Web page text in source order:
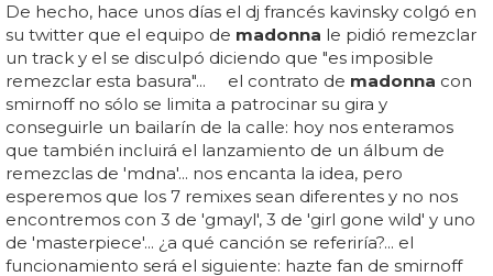
De hecho, hace unos días el dj francés kavinsky colgó en
su twitter que el equipo de madonna le pidió remezclar
un track y el se disculpó diciendo que "es imposible
remezclar esta basura"... el contrato de madonna con
smirnoff no sólo se limita a patrocinar su gira y
conseguirle un bailarín de la calle: hoy nos enteramos
que también incluirá el lanzamiento de un álbum de
remezclas de 'mdna'... nos encanta la idea, pero
esperemos que los 7 remixes sean diferentes y no nos
encontremos con 3 de 'gmayl', 3 de 'girl gone wild' y uno
de 'masterpiece'... ¿a qué canción se referiría?... el
funcionamiento será el siguiente: hazte fan de smirnoff